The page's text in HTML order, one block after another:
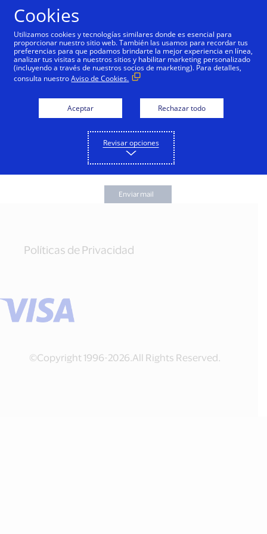
Ingresa tu correo electrónico con el que creaste tu cuenta y
recibirás un mail para poder restablecer tu contraseña.
*Correo electrónico (Usuario)
Enviar mail
Políticas de Privacidad
©Copyright 1996-2026.All Rights Reserved.
Cookies
Utilizamos cookies y tecnologías similares donde es esencial para
proporcionar nuestro sitio web. También las usamos para recordar tus
preferencias para que podamos brindarte la mejor experiencia en línea,
analizar tus visitas a nuestros sitios y habilitar marketing personalizado
(incluyendo a través de nuestros socios de marketing). Para detalles,
consulta nuestroAviso de Cookies.
Aceptar Rechazar todo
Revisar opciones